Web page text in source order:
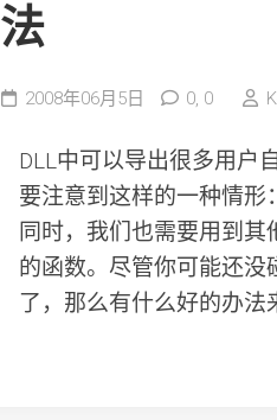
法
2008年06月5日 0, 0
DLL中可以导出很多用户
要注意到这样的一种情形
同时，我们也需要用到其
的函数。尽管你可能还
了，那么有什么好的办法